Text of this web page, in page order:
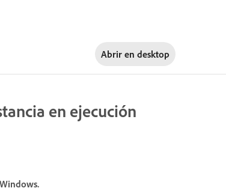
Abrir en desktop
en ejecución